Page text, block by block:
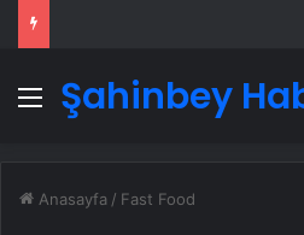
Menü
Şahinbey
Anasayfa / Fast Food